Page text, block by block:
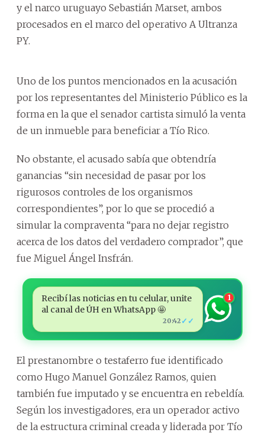
y el narco uruguayo Sebastián Marset, ambos
procesados en el marco del operativo A Ultranza
PY.
Uno de los puntos mencionados en la acusación
por los representantes del Ministerio Público es la
forma en la que el senador cartista simuló la venta
de un inmueble para beneficiar a Tío Rico.
No obstante, el acusado sabía que obtendría
ganancias “sin necesidad de pasar por los
rigurosos controles de los organismos
correspondientes”, por lo que se procedió a
simular la compraventa “para no dejar registro
acerca de los datos del verdadero comprador”, que
fue Miguel Ángel Insfrán.
Recibí las noticias en tu celular, unite
al canal de ÚH en WhatsApp 🤩
20:42 ✓✓
1
El prestanombre o testaferro fue identificado
como Hugo Manuel González Ramos, quien
también fue imputado y se encuentra en rebeldía.
Según los investigadores, era un operador activo
de la estructura criminal creada y liderada por Tío